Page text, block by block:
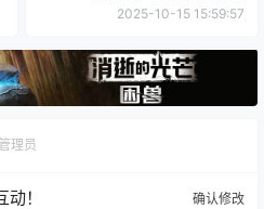
2025-10-15 15:59:57
管理员
！ 确认修改